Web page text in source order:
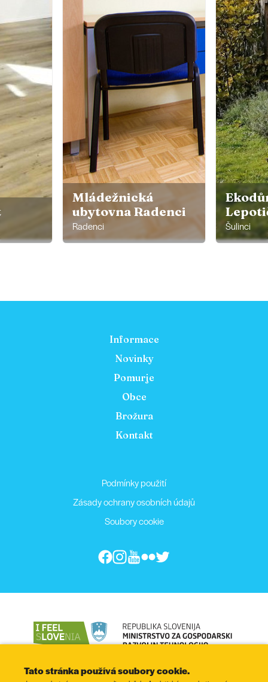
Mládežnická
ubytovna Radenci
Radenci Šulinci
Informace
Novinky
Pomurje
Obce
Brožura
Kontakt
Podmínky použití
Zásady ochrany osobních údajů
Soubory cookie
Tato stránka používá soubory cookie.